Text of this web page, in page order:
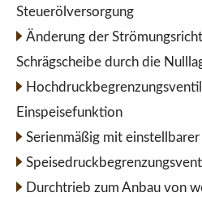
Steuerölversorgung
Änderung der
Schrägscheibe durch die
Einspeisefunktion
Serienmäßig mit
Durchtrieb zum Anbau von